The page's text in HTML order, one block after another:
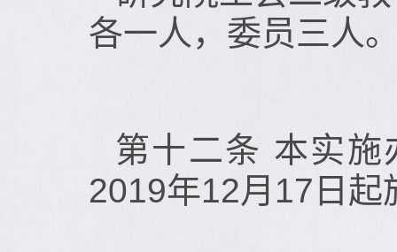
各一人，委员三人
第十二条 本实施
2019年12月17日起